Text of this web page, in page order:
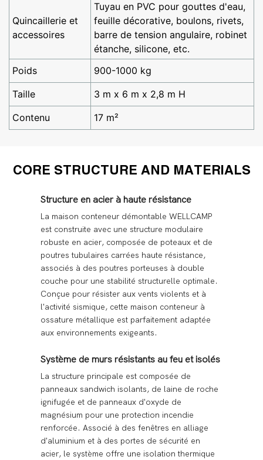
Quincaillerie et
accessoires
Tuyau en PVC pour gouttes d'eau,
feuille décorative, boulons, rivets,
barre de tension angulaire, robinet
étanche, silicone, etc.
Poids
900-1000 kg
Taille
3 m x 6 m x 2,8 m H
Contenu
17 m²
CORE STRUCTURE AND MATERIALS
Structure en acier à haute résistance
La maison conteneur démontable WELLCAMP
est construite avec une structure modulaire
robuste en acier, composée de poteaux et de
poutres tubulaires carrées haute résistance,
associés à des poutres porteuses à double
couche pour une stabilité structurelle optimale.
Conçue pour résister aux vents violents et à
l'activité sismique, cette maison conteneur à
ossature métallique est parfaitement adaptée
aux environnements exigeants.
Système de murs résistants au feu et isolés
La structure principale est composée de
panneaux sandwich isolants, de laine de roche
ignifugée et de panneaux d'oxyde de
magnésium pour une protection incendie
renforcée. Associé à des fenêtres en alliage
d'aluminium et à des portes de sécurité en
acier, le système offre une isolation thermique